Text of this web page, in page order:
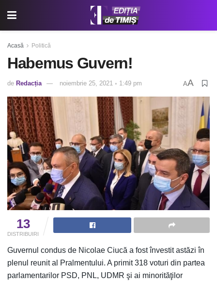
Acasă Politică
Habemus Guvern!
de Redacția noiembrie 25, 2021 ◦ 1:49 pm AA
13
DISTRIBUIRI
Guvernul condus de Nicolae Ciucă a fost învestit astăzi în
plenul reunit al Pralmentului. A primit 318 voturi din partea
parlamentarilor PSD, PNL, UDMR şi ai minorităţilor